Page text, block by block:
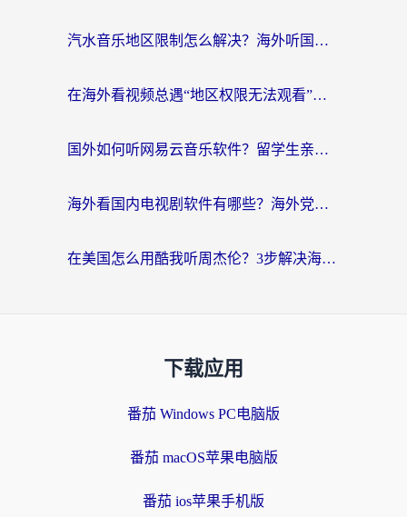
汽水音乐地区限制怎么解决？海外听国内音乐的实用指南来了
在海外看视频总遇“地区权限无法观看”？这篇攻略帮你轻松解锁国内影视动漫
国外如何听网易云音乐软件？留学生亲测有效的回国加速方案
海外看国内电视剧软件有哪些？海外党专属追剧指南来了
在美国怎么用酷我听周杰伦？3步解决海外听歌地域限制，附QQ音乐网易云通用技巧
下载应用
番茄 Windows PC电脑版
番茄 macOS苹果电脑版
番茄 ios苹果手机版